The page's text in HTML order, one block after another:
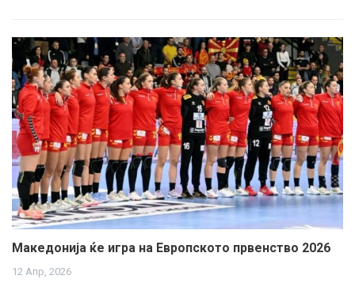
Македонија ќе игра на Европското првенство 2026
12 Апр, 2026